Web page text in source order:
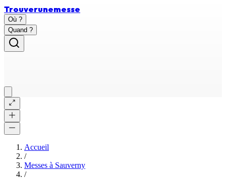
Trouverunemesse
Où ?
Quand ?
Accueil
/
Messes à Sauverny
/